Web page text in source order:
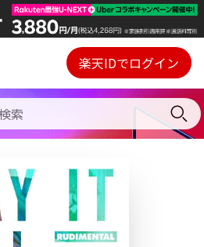
Webプレイヤー
ご契約内容の確認・変更
楽天IDでログイン